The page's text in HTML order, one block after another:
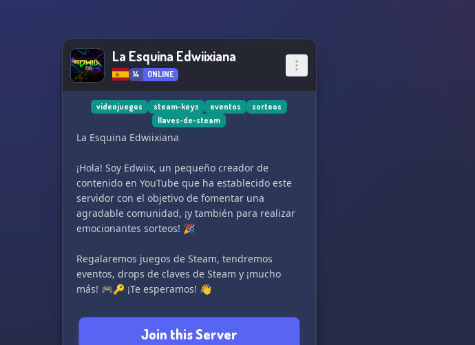
La Esquina Edwiixiana
14 ONLINE
videojuegos steam-keys eventos
sorteos
llaves-de-steam
La Esquina Edwiixiana
¡Hola! Soy Edwiix, un pequeño creador de
contenido en YouTube que ha establecido este
servidor con el objetivo de fomentar una
agradable comunidad, ¡y también para realizar
emocionantes sorteos! 🎉
Regalaremos juegos de Steam, tendremos
eventos, drops de claves de Steam y ¡mucho
más! 🎮🔑 ¡Te esperamos! 👋
discord.gg/xGuranTPzR
Join this Server